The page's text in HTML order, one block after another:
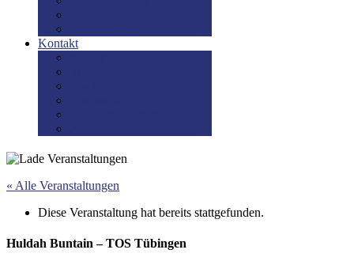
Kontakt
« Alle Veranstaltungen
Diese Veranstaltung hat bereits stattgefunden.
Huldah Buntain – TOS Tübingen